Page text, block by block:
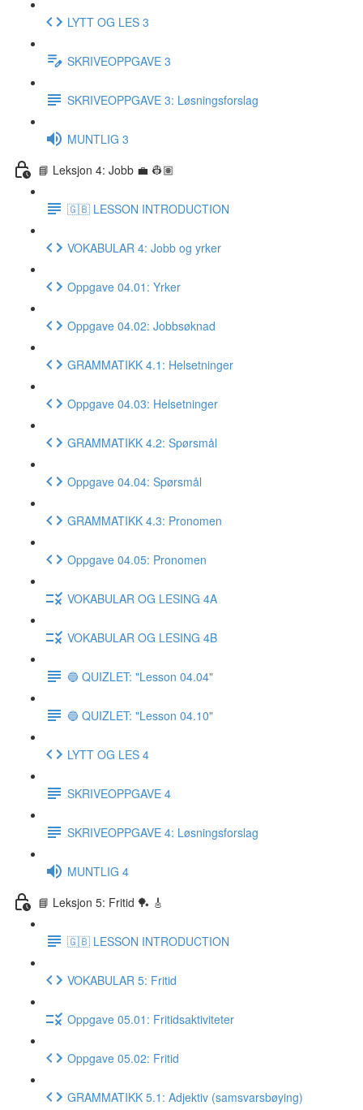
LYTT OG LES 3
SKRIVEOPPGAVE 3
SKRIVEOPPGAVE 3: Løsningsforslag
MUNTLIG 3
📘 Leksjon 4: Jobb 💼 👷🏽
🇬🇧 LESSON INTRODUCTION
VOKABULAR 4: Jobb og yrker
Oppgave 04.01: Yrker
Oppgave 04.02: Jobbsøknad
GRAMMATIKK 4.1: Helsetninger
Oppgave 04.03: Helsetninger
GRAMMATIKK 4.2: Spørsmål
Oppgave 04.04: Spørsmål
GRAMMATIKK 4.3: Pronomen
Oppgave 04.05: Pronomen
VOKABULAR OG LESING 4A
VOKABULAR OG LESING 4B
🔵 QUIZLET: "Lesson 04.04"
🔵 QUIZLET: "Lesson 04.10"
LYTT OG LES 4
SKRIVEOPPGAVE 4
SKRIVEOPPGAVE 4: Løsningsforslag
MUNTLIG 4
📘 Leksjon 5: Fritid 🏓 🎸
🇬🇧 LESSON INTRODUCTION
VOKABULAR 5: Fritid
Oppgave 05.01: Fritidsaktiviteter
Oppgave 05.02: Fritid
GRAMMATIKK 5.1: Adjektiv (samsvarsbøying)